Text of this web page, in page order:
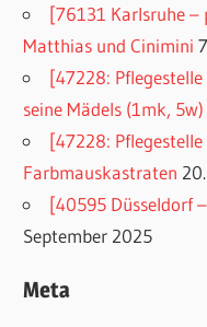
[76131 Karlsruhe –
Matthias und Cinimini
[47228:
seine Mädels (1mk, 5w)
[47228:
Farbmauskastraten
[40595 Düsseldorf
September 2025
Meta